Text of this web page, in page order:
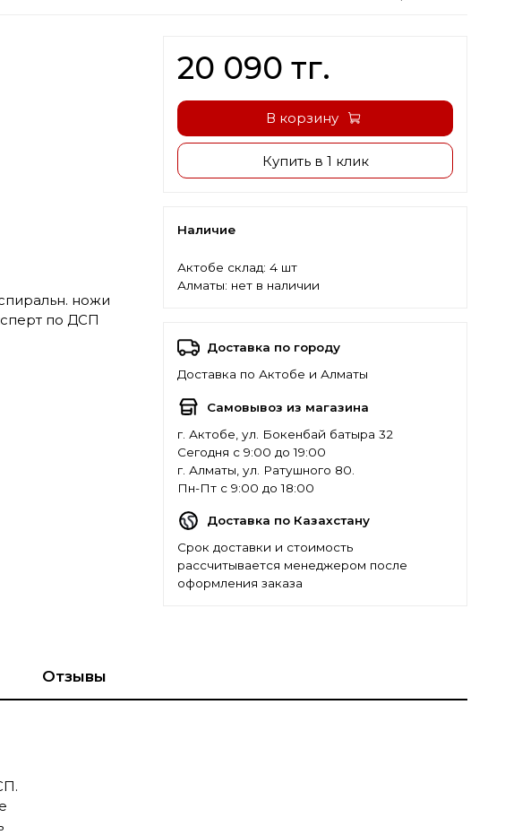
ножи
по ДСП
20 090 тг.
В корзину
Купить в 1 клик
Наличие
Актобе склад: 4 шт
Алматы: нет в наличии
Доставка по городу
Доставка по Актобе и Алматы
Самовывоз из магазина
г. Актобе, ул. Бокенбай батыра 32
Сегодня с 9:00 до 19:00
г. Алматы, ул. Ратушного 80.
Пн-Пт с 9:00 до 18:00
Доставка по Казахстану
Срок доставки и стоимость
рассчитывается менеджером после
оформления заказа
Отзывы